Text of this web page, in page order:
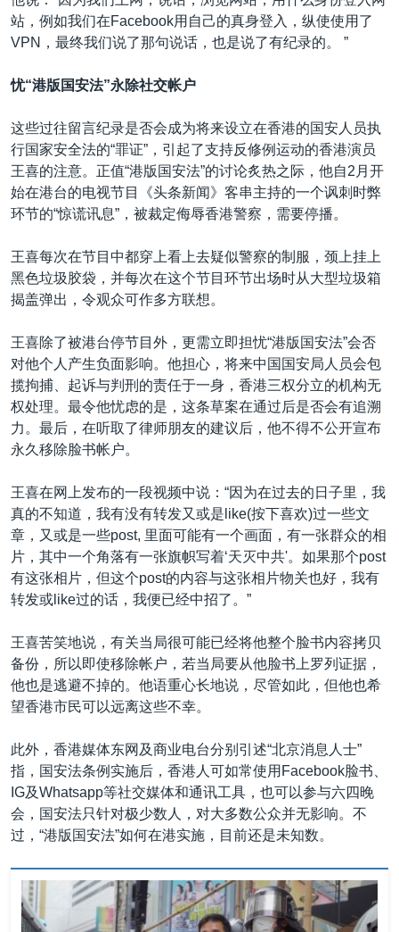
站，例如我们在Facebook用自己的真身登入，纵使使用了
VPN，最终我们说了那句说话，也是说了有纪录的。 ”
忧“港版国安法”永除社交帐户
这些过往留言纪录是否会成为将来设立在香港的国安人员执
行国家安全法的“罪证”，引起了支持反修例运动的香港演员
王喜的注意。正值“港版国安法”的讨论炙热之际，他自2月开
始在港台的电视节目《头条新闻》客串主持的一个讽刺时弊
环节的“惊谎讯息”，被裁定侮辱香港警察，需要停播。
王喜每次在节目中都穿上看上去疑似警察的制服，颈上挂上
黑色垃圾胶袋，并每次在这个节目环节出场时从大型垃圾箱
揭盖弹出，令观众可作多方联想。
王喜除了被港台停节目外，更需立即担忧“港版国安法”会否
对他个人产生负面影响。他担心，将来中国国安局人员会包
揽拘捕、起诉与判刑的责任于一身，香港三权分立的机构无
权处理。最令他忧虑的是，这条草案在通过后是否会有追溯
力。最后，在听取了律师朋友的建议后，他不得不公开宣布
永久移除脸书帐户。
王喜在网上发布的一段视频中说：“因为在过去的日子里，我
真的不知道，我有没有转发又或是like(按下喜欢)过一些文
章，又或是一些post, 里面可能有一个画面，有一张群众的相
片，其中一个角落有一张旗帜写着‘天灭中共'。如果那个post
有这张相片，但这个post的内容与这张相片物关也好，我有
转发或like过的话，我便已经中招了。”
王喜苦笑地说，有关当局很可能已经将他整个脸书内容拷贝
备份，所以即使移除帐户，若当局要从他脸书上罗列证据，
他也是逃避不掉的。他语重心长地说，尽管如此，但他也希
望香港市民可以远离这些不幸。
此外，香港媒体东网及商业电台分别引述“北京消息人士”
指，国安法条例实施后，香港人可如常使用Facebook脸书、
IG及Whatsapp等社交媒体和通讯工具，也可以参与六四晚
会，国安法只针对极少数人，对大多数公众并无影响。不
过，“港版国安法”如何在港实施，目前还是未知数。